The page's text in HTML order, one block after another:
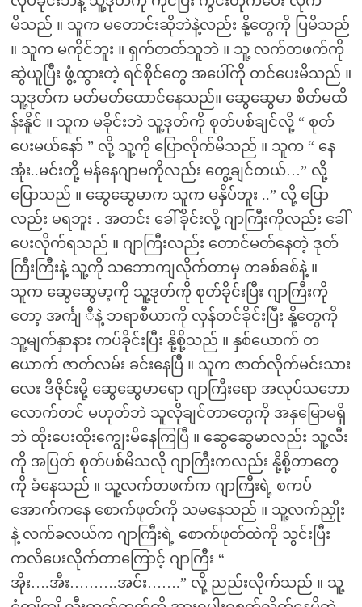
မိသည် ။ သူက မတောင်းဆိုဘဲနဲ့လည်း နို့တွေကို ပြမိသည်
။ သူက မကိုင်ဘူး ။ ရှက်တတ်သူဘဲ ။ သူ့ လက်တဖက်ကို
ဆွဲယူပြီး ဖွံ့ထွားတဲ့ ရင်စိုင်တွေ အပေါ်ကို တင်ပေးမိသည် ။
သူ့ဒုတ်က မတ်မတ်ထောင်နေသည်။ ဆွေဆွေမာ စိတ်မထိ
န်းနိူင် ။ သူက မခိုင်းဘဲ သူ့ဒုတ်ကို စုတ်ပစ်ချင်လို့ “ စုတ်
ပေးမယ်နော် ” လို့ သူ့ကို ပြောလိုက်မိသည် ။ သူက “ နေ
အုံး..မင်းတို့ မန်နေဂျာမကိုလည်း တွေ့ချင်တယ်…” လို့
ပြောသည် ။ ဆွေဆွေမာက သူက မနှိပ်ဘူး ..” လို့ ပြော
လည်း မရဘူး . အတင်း ခေါ်ခိုင်းလို့ ဂျာကြီးကိုလည်း ခေါ်
ပေးလိုက်ရသည် ။ ဂျာကြီးလည်း တောင်မတ်နေတဲ့ ဒုတ်
ကြီးကြီးနဲ့ သူ့ကို သဘောကျလိုက်တာမှ တခစ်ခစ်နဲ့ ။
သူက ဆွေဆွေမာ့ကို သူ့ဒုတ်ကို စုတ်ခိုင်းပြီး ဂျာကြီးကို
တော့ အင်္ကျ ီနဲ့ ဘရာစီယာကို လှန်တင်ခိုင်းပြီး နို့တွေကို
သူ့မျက်နှာနား ကပ်ခိုင်းပြီး နို့စို့သည် ။ နှစ်ယောက် တ
ယောက် ဇာတ်လမ်း ခင်းနေပြီ ။ သူက ဇာတ်လိုက်မင်းသား
လေး ဒီဇိုင်းမို့ ဆွေဆွေမာရော ဂျာကြီးရော အလုပ်သဘော
လောက်တင် မဟုတ်ဘဲ သူလိုချင်တာတွေကို အနှမြောမရှိ
ဘဲ ထိုးပေးထိုးကျွေးမိနေကြပြီ ။ ဆွေဆွေမာလည်း သူ့လီး
ကို အပြတ် စုတ်ပစ်မိသလို ဂျာကြီးကလည်း နို့စို့တာတွေ
ကို ခံနေသည် ။ သူ့လက်တဖက်က ဂျာကြီးရဲ့ စကပ်
အောက်ကနေ စောက်ဖုတ်ကို သမနေသည် ။ သူ့လက်ညှိုး
နဲ့ လက်ခလယ်က ဂျာကြီးရဲ့ စောက်ဖုတ်ထဲကို သွင်းပြီး
ကလိပေးလိုက်တာကြောင့် ဂျာကြီး “
အိုး….အီး……….အင်း…….” လို့ ညည်းလိုက်သည် ။ သူ့